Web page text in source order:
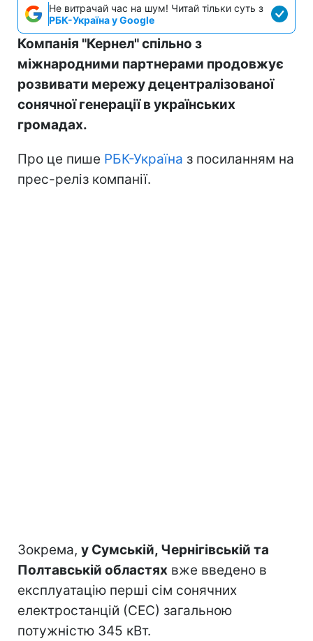
Не витрачай час на шум! Читай тільки суть з
РБК-Україна у Google
Компанія "Кернел" спільно з
міжнародними партнерами продовжує
розвивати мережу децентралізованої
сонячної генерації в українських
громадах.
Про це пише РБК-Україна з посиланням на
прес-реліз компанії.
Зокрема, у Сумській, Чернігівській та
Полтавській областях вже введено в
експлуатацію перші сім сонячних
електростанцій (СЕС) загальною
потужністю 345 кВт.